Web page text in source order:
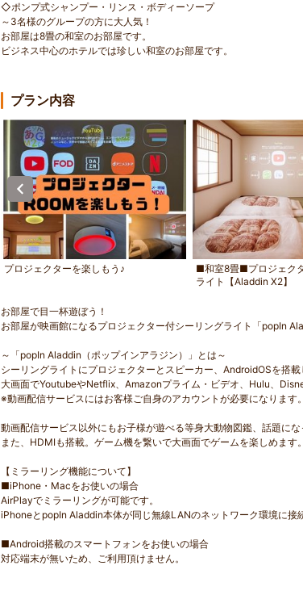
◇ポンプ式シャンプー・リンス・ボディーソープ
～3名様のグループの方に大人気！
お部屋は8畳の和室のお部屋です。
ビジネス中心のホテルでは珍しい和室のお部屋です。
プラン内容
プロジェクターを楽しもう♪
■和室8畳■プロジェク
ライト【Aladdin X2】
お部屋で目一杯遊ぼう！
お部屋が映画館になるプロジェクター付シーリングライト「popIn
～「popIn Aladdin（ポップインアラジン）」とは～
シーリングライトにプロジェクターとスピーカー、AndroidOSを搭載
大画面でYoutubeやNetflix、Amazonプライム・ビデオ、Hulu、
※動画配信サービスにはお客様ご自身のアカウントが必要になります。
動画配信サービス以外にもお子様が遊べる等身大動物図鑑、話題に
また、HDMIも搭載。ゲーム機を繋いで大画面でゲームを楽しめます
【ミラーリング機能について】
■iPhone・Macをお使いの場合
AirPlayでミラーリングが可能です。
iPhoneとpopIn Aladdin本体が同じ無線LANのネットワーク環境に接
■Android搭載のスマートフォンをお使いの場合
対応端末が無いため、ご利用頂けません。